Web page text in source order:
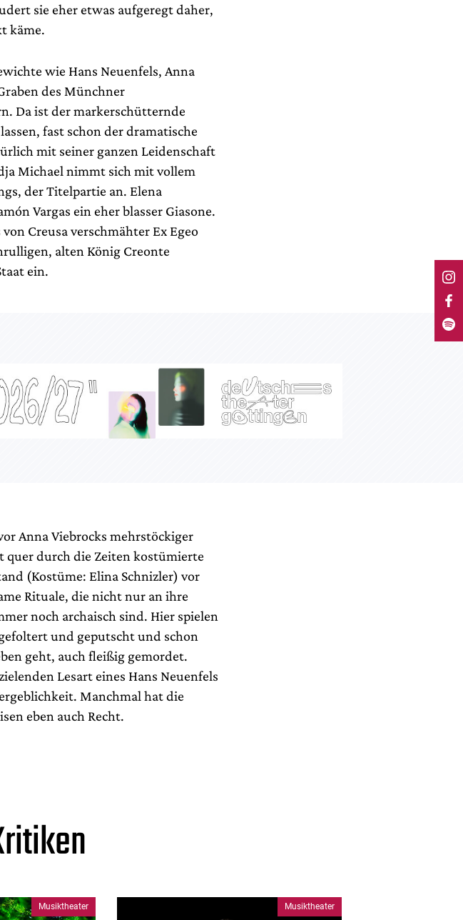
sie eher etwas aufgeregt daher,
käme.
wie Hans Neuenfels, Anna
des Münchner
Da ist der markerschütternde
fast schon der dramatische
mit seiner ganzen Leidenschaft
Michael nimmt sich mit vollem
der Titelpartie an. Elena
Vargas ein eher blasser Giasone.
Creusa verschmähter Ex Egeo
alten König Creonte
ein.
Anna Viebrocks mehrstöckiger
durch die Zeiten kostümierte
(Kostüme: Elina Schnizler) vor
Rituale, die nicht nur an ihre
noch archaisch sind. Hier spielen
und geputscht und schon
geht, auch fleißig gemordet.
Lesart eines Hans Neuenfels
Manchmal hat die
eben auch Recht.
Musiktheater Musiktheater